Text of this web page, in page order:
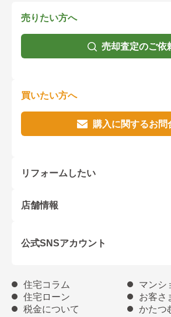
売りたい方へ
売却査定のご依
買いたい方へ
購入に関するお問
リフォームしたい
店舗情報
公式SNSアカウント
住宅コラム
マンシ
住宅ローン
お客さ
税金について
かたつ